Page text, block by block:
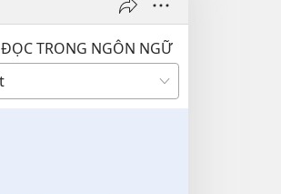
ĐỌC TRONG NGÔN NGỮ